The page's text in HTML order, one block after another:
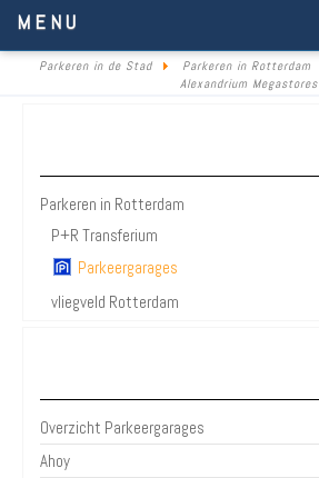
MENU
Parkeren in de Stad Parkeren in Rotterdam
Alexandrium Megastores
Parkeren in Rotterdam
P+R Transferium
Parkeergarages
vliegveld Rotterdam
Overzicht Parkeergarages
Ahoy